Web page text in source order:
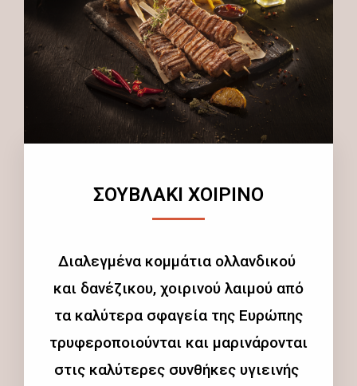
ΣΟΥΒΛΑΚΙ ΧΟΙΡΙΝΟ
Διαλεγμένα κομμάτια ολλανδικού
και δανέζικου, χοιρινού λαιμού από
τα καλύτερα σφαγεία της Ευρώπης
τρυφεροποιούνται και μαρινάρονται
στις καλύτερες συνθήκες υγιεινής